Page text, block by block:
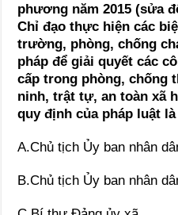
phương năm 2015 (sửa
Chỉ đạo thực hiện các
trường, phòng, chống
pháp để giải quyết các
cấp trong phòng, chống
ninh, trật tự, an toàn xã
quy định của pháp luật
A.Chủ tịch Ủy ban nhân
B.Chủ tịch Ủy ban nhân